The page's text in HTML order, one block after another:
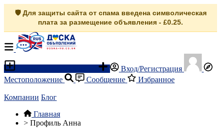
🛡️ Для защиты сайта от спама введена символическая
плата за размещение объявления - £0.25.
Вход/Регистрация
Местоположение
Сообщение Избранное
Компании Блог
Главная
> Профиль Анна